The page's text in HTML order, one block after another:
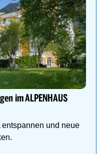
im ALPENHAUS
entspannen und neue